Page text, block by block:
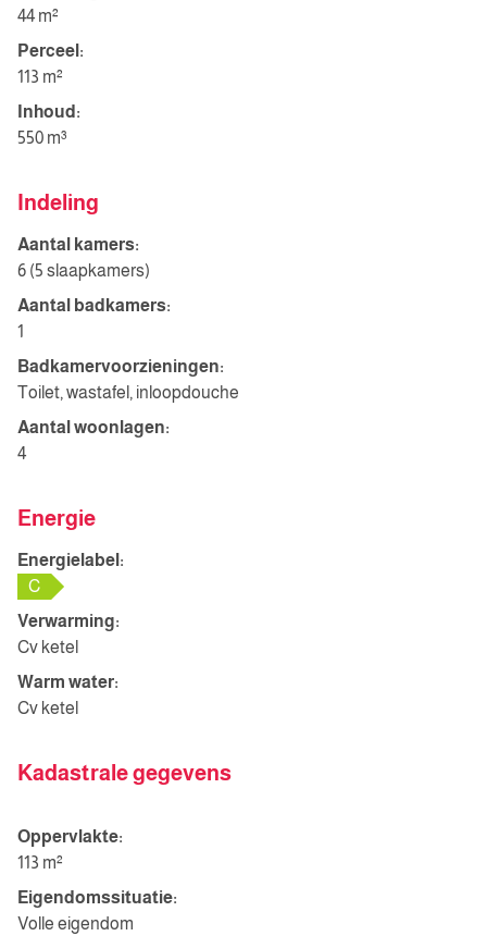
44 m²
Perceel:
113 m²
Inhoud:
550 m³
Indeling
Aantal kamers:
6 (5 slaapkamers)
Aantal badkamers:
1
Badkamervoorzieningen:
Toilet, wastafel, inloopdouche
Aantal woonlagen:
4
Energie
Energielabel:
C
Verwarming:
Cv ketel
Warm water:
Cv ketel
Kadastrale gegevens
Oppervlakte:
113 m²
Eigendomssituatie:
Volle eigendom